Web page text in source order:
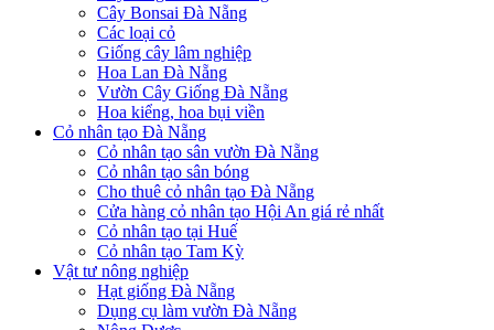
Cây Bonsai Đà Nẵng
Các loại cỏ
Giống cây lâm nghiệp
Hoa Lan Đà Nẵng
Vườn Cây Giống Đà Nẵng
Hoa kiểng, hoa bụi viền
Cỏ nhân tạo Đà Nẵng
Cỏ nhân tạo sân vườn Đà Nẵng
Cỏ nhân tạo sân bóng
Cho thuê cỏ nhân tạo Đà Nẵng
Cửa hàng cỏ nhân tạo Hội An giá rẻ nhất
Cỏ nhân tạo tại Huế
Cỏ nhân tạo Tam Kỳ
Vật tư nông nghiệp
Hạt giống Đà Nẵng
Dụng cụ làm vườn Đà Nẵng